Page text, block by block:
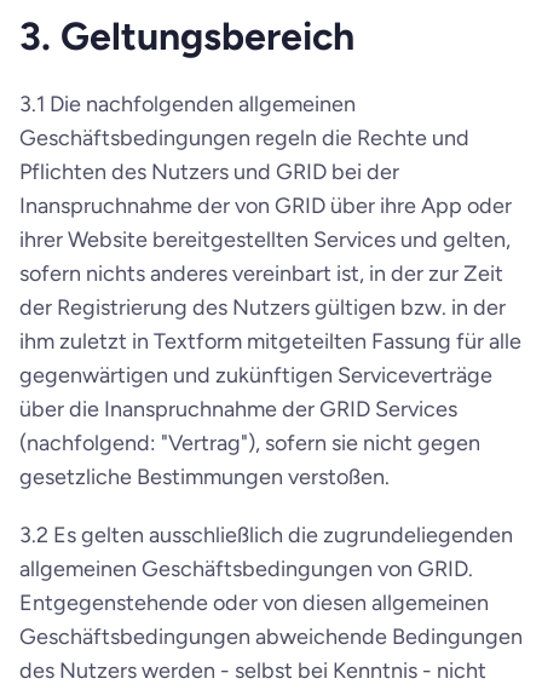
3. Geltungsbereich
3.1 Die nachfolgenden allgemeinen
Geschäftsbedingungen regeln die Rechte und
Pflichten des Nutzers und GRID bei der
Inanspruchnahme der von GRID über ihre App oder
ihrer Website bereitgestellten Services und gelten,
sofern nichts anderes vereinbart ist, in der zur Zeit
der Registrierung des Nutzers gültigen bzw. in der
ihm zuletzt in Textform mitgeteilten Fassung für alle
gegenwärtigen und zukünftigen Serviceverträge
über die Inanspruchnahme der GRID Services
(nachfolgend: "Vertrag"), sofern sie nicht gegen
gesetzliche Bestimmungen verstoßen.
3.2 Es gelten ausschließlich die zugrundeliegenden
allgemeinen Geschäftsbedingungen von GRID.
Entgegenstehende oder von diesen allgemeinen
Geschäftsbedingungen abweichende Bedingungen
des Nutzers werden - selbst bei Kenntnis - nicht